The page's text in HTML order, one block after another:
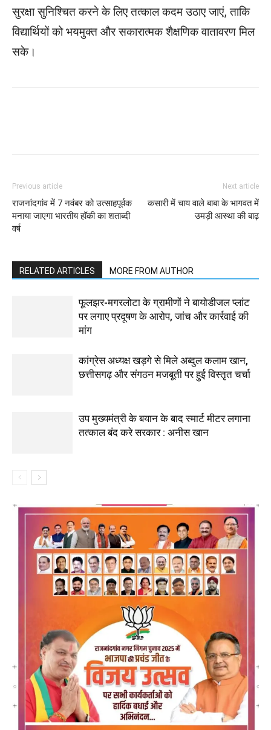
सुरक्षा सुनिश्चित करने के लिए तत्काल कदम उठाए जाएं, ताकि
विद्यार्थियों को भयमुक्त और सकारात्मक शैक्षणिक वातावरण मिल
सके।
Previous article
राजनांदगांव में 7 नवंबर को उत्साहपूर्वक
मनाया जाएगा भारतीय हॉकी का शताब्दी
वर्ष
Next article
कसारी में चाय वाले बाबा के भागवत में
उमड़ी आस्था की बाढ़
RELATED ARTICLES MORE FROM AUTHOR
फूलझर-मगरलोटा के ग्रामीणों ने बायोडीजल प्लांट
पर लगाए प्रदूषण के आरोप, जांच और कार्रवाई की
मांग
कांग्रेस अध्यक्ष खड़गे से मिले अब्दुल कलाम खान,
छत्तीसगढ़ और संगठन मजबूती पर हुई विस्तृत चर्चा
उप मुख्यमंत्री के बयान के बाद स्मार्ट मीटर लगाना
तत्काल बंद करे सरकार : अनीस खान